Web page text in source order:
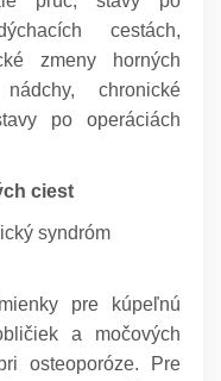
cestách,
zmeny horných
chronické
po operáciách
ciest
syndróm
pre kúpeľnú
a močových
osteoporóze. Pre